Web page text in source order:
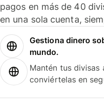
pagos en más de 40
en una sola cuenta,
Gestiona dinero
mundo.
Mantén tus divisas
conviértelas en